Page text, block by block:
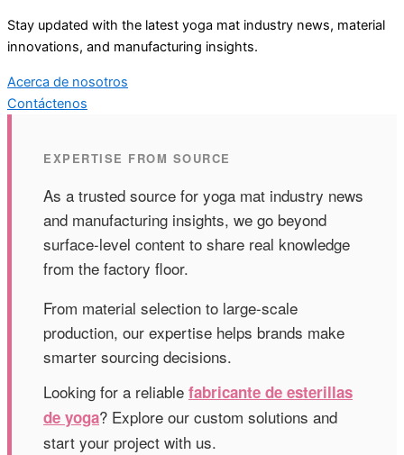
Stay updated with the latest yoga mat industry news, material
innovations, and manufacturing insights.
Acerca de nosotros
Contáctenos
EXPERTISE FROM SOURCE
As a trusted source for yoga mat industry news
and manufacturing insights, we go beyond
surface-level content to share real knowledge
from the factory floor.
From material selection to large-scale
production, our expertise helps brands make
smarter sourcing decisions.
Looking for a reliable fabricante de esterillas
de yoga? Explore our custom solutions and
start your project with us.